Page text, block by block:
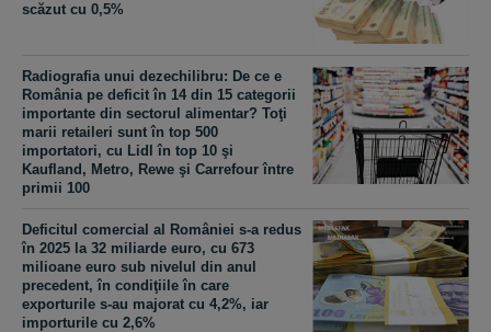
scăzut cu 0,5%
Radiografia unui dezechilibru: De ce e
România pe deficit în 14 din 15 categorii
importante din sectorul alimentar? Toţi
marii retaileri sunt în top 500
importatori, cu Lidl în top 10 şi
Kaufland, Metro, Rewe şi Carrefour între
primii 100
Deficitul comercial al României s-a redus
în 2025 la 32 miliarde euro, cu 673
milioane euro sub nivelul din anul
precedent, în condiţiile în care
exporturile s-au majorat cu 4,2%, iar
importurile cu 2,6%